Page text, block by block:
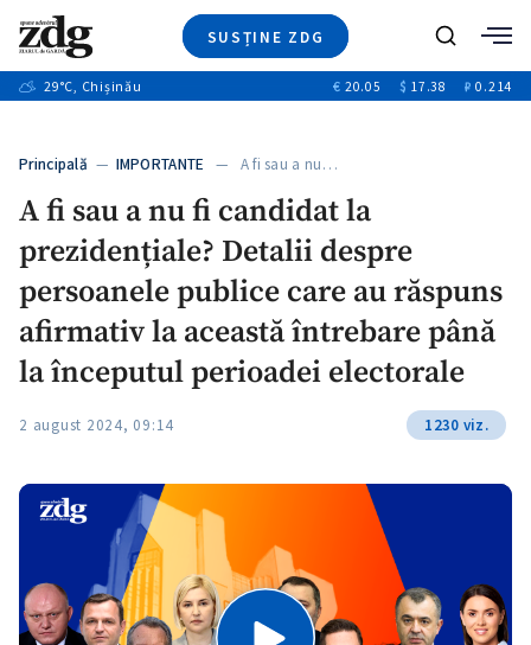
SUSȚINE ZDG
Ştiri
+11
Special
Caută
29°C, Chișinău € 20.05 $ 17.38 ₽ 0.214
Principală — IMPORTANTE — A fi sau a nu…
A fi sau a nu fi candidat la
prezidențiale? Detalii despre
persoanele publice care au răspuns
afirmativ la această întrebare până
la începutul perioadei electorale
2 august 2024, 09:14 1230 viz.